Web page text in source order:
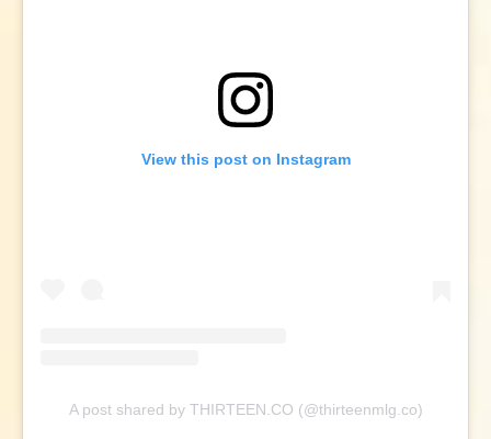
View this post on Instagram
A post shared by THIRTEEN.CO (@thirteenmlg.co)